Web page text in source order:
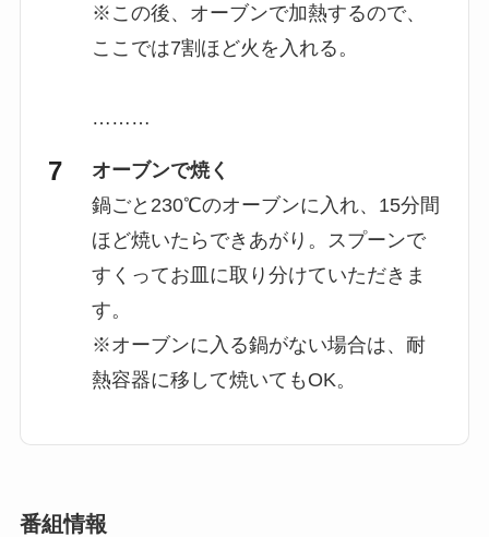
※この後、オーブンで加熱するので、
ここでは7割ほど火を入れる。
………
オーブンで焼く
鍋ごと230℃のオーブンに入れ、15分間
ほど焼いたらできあがり。スプーンで
すくってお皿に取り分けていただきま
す。
※オーブンに入る鍋がない場合は、耐
熱容器に移して焼いてもOK。
番組情報